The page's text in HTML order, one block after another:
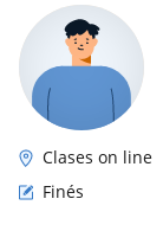
Clases on line
Finés